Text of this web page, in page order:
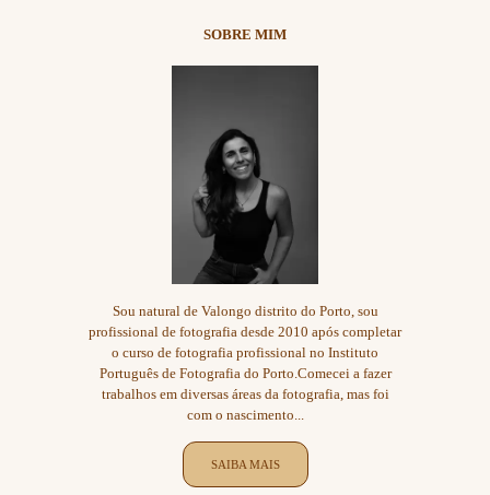
SOBRE MIM
Sou natural de Valongo distrito do Porto, sou
profissional de fotografia desde 2010 após completar
o curso de fotografia profissional no Instituto
Português de Fotografia do Porto.Comecei a fazer
trabalhos em diversas áreas da fotografia, mas foi
com o nascimento...
SAIBA MAIS